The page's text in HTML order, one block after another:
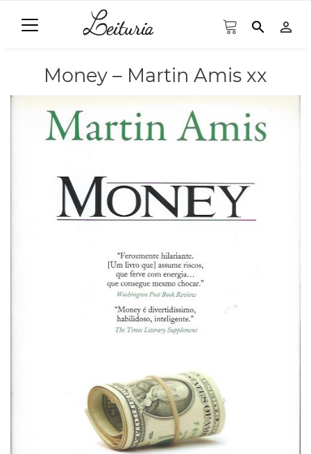
search person_outline
Money – Martin Amis xx